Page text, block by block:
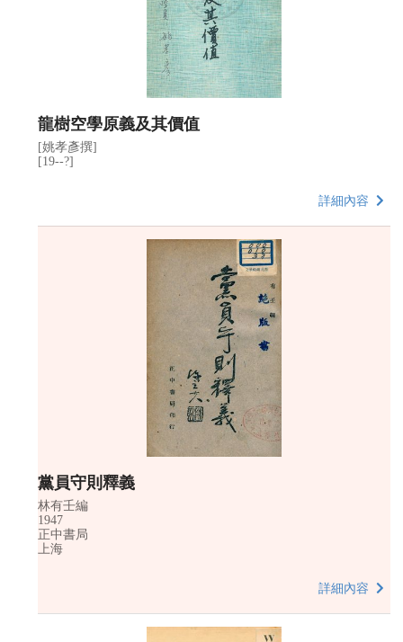
龍樹空學原義及其價值
[姚孝彥撰]
[19--?]
詳細內容
黨員守則釋義
林有壬編
1947
正中書局
上海
詳細內容